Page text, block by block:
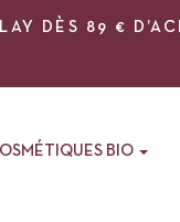
DÈS 89 €
BIO